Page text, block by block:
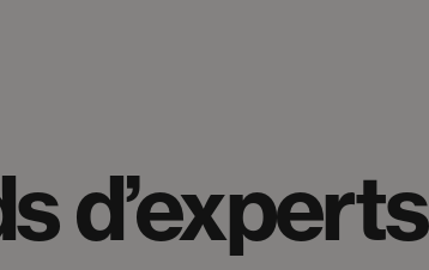
d’experts